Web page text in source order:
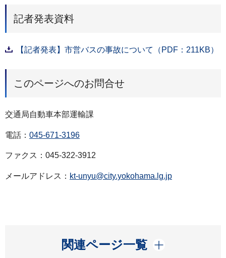
記者発表資料
【記者発表】市営バスの事故について（PDF：211KB）
このページへのお問合せ
交通局自動車本部運輸課
電話： 045-671-3196
ファクス：045-322-3912
メールアドレス： kt-unyu@city.yokohama.lg.jp
関連ページ一覧
開く